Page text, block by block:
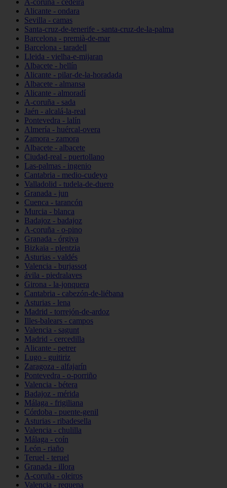
A-coruña - cedeira
Alicante - ondara
Sevilla - camas
Santa-cruz-de-tenerife - santa-cruz-de-la-palma
Barcelona - premià-de-mar
Barcelona - taradell
Lleida - vielha-e-mijaran
Albacete - hellín
Alicante - pilar-de-la-horadada
Albacete - almansa
Alicante - almoradí
A-coruña - sada
Jaén - alcalá-la-real
Pontevedra - lalín
Almería - huércal-overa
Zamora - zamora
Albacete - albacete
Ciudad-real - puertollano
Las-palmas - ingenio
Cantabria - medio-cudeyo
Valladolid - tudela-de-duero
Granada - jun
Cuenca - tarancón
Murcia - blanca
Badajoz - badajoz
A-coruña - o-pino
Granada - órgiva
Bizkaia - plentzia
Asturias - valdés
Valencia - burjassot
ávila - piedralaves
Girona - la-jonquera
Cantabria - cabezón-de-liébana
Asturias - lena
Madrid - torrejón-de-ardoz
Illes-balears - campos
Valencia - sagunt
Madrid - cercedilla
Alicante - petrer
Lugo - guitiriz
Zaragoza - alfajarín
Pontevedra - o-porriño
Valencia - bétera
Badajoz - mérida
Málaga - frigiliana
Córdoba - puente-genil
Asturias - ribadesella
Valencia - chulilla
Málaga - coín
León - riaño
Teruel - teruel
Granada - illora
A-coruña - oleiros
Valencia - requena